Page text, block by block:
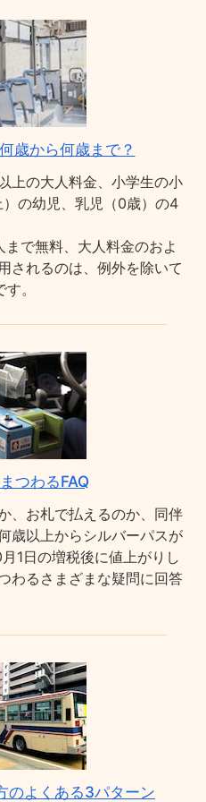
歳から何歳まで？
上の大人料金、小学生の小
の幼児、乳児（0歳）の4
で無料、大人料金のおよ
されるのは、例外を除いて
。
つわるFAQ
、お札で払えるのか、同伴
歳以上からシルバーパスが
1日の増税後に値上がりし
わるさまざまな疑問に回答
のよくある3パターン